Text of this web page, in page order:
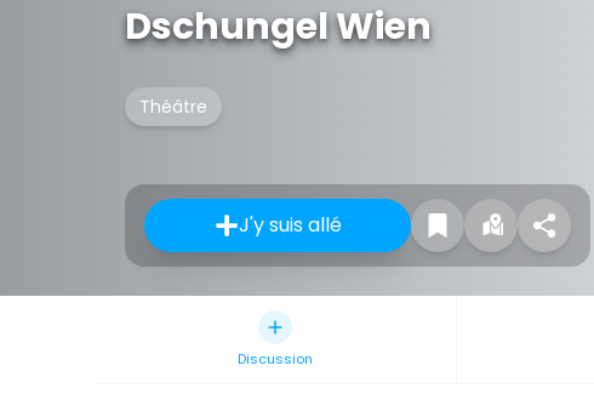
Dschungel Wien
Théâtre
J'y suis allé
Discussion